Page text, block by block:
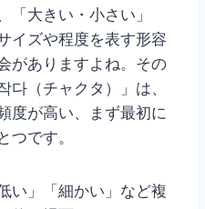
「大きい・小さい」
イズや程度を表す形容
がありますよね。その
다（チャクタ）」は、
度が高い、まず最初に
つです。
い」「細かい」など複